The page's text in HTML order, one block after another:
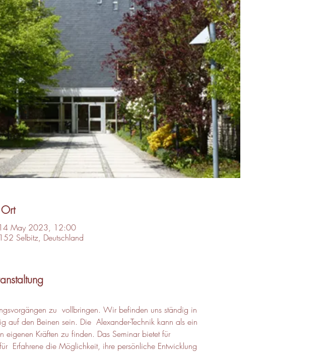
May 2023, 12:00
Selbitz, Deutschland
zu  vollbringen. Wir befinden uns ständig in
den Beinen sein. Die  Alexander-Technik kann als ein
Kräften zu finden. Das Seminar bietet für
Erfahrene die Möglichkeit, ihre persönliche Entwicklung